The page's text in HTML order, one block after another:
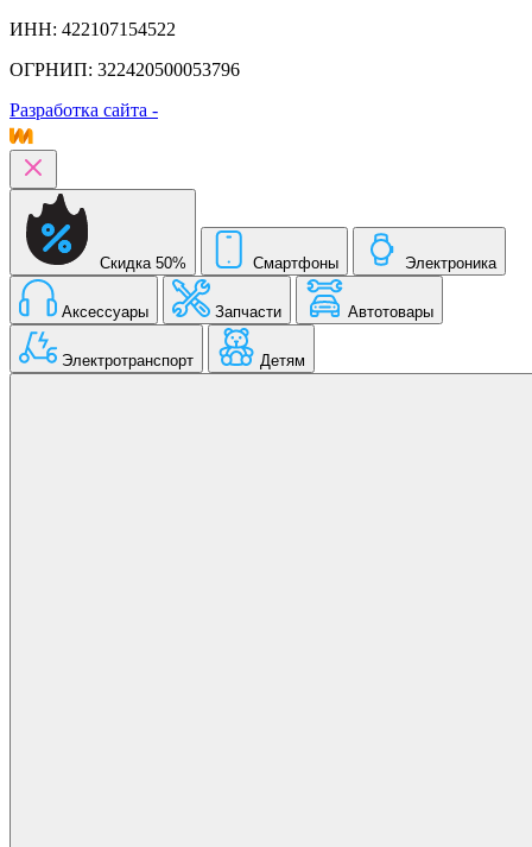
ИНН: 422107154522
ОГРНИП: 322420500053796
Разработка сайта -
Скидка 50% Смартфоны Электроника
Аксессуары Запчасти Автотовары
Электротранспорт Детям